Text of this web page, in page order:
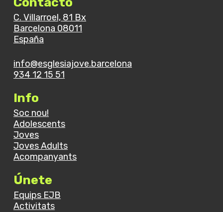
C. Villarroel, 81 Bx
Barcelona 08011
España
info@esglesiajove.barcelona
934 12 15 51
Info
Soc nou!
Adolescents
Joves
Joves Adults
Acompanyants
Únete
Equips EJB
Activitats